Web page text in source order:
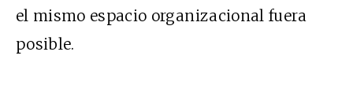
el mismo espacio organizacional fuera
posible.